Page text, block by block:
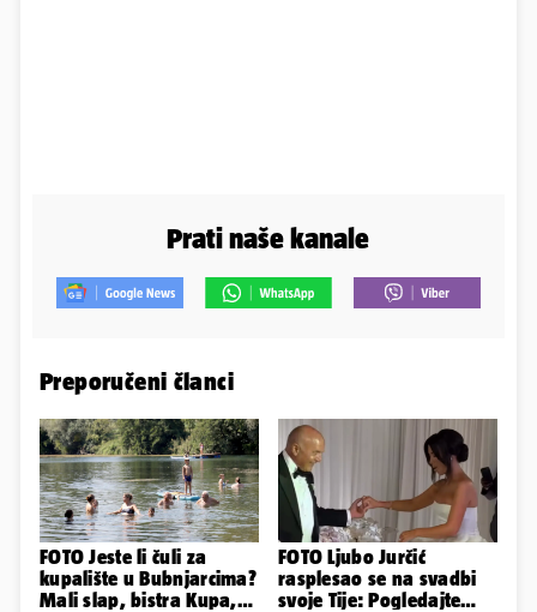
Prati naše kanale
Preporučeni članci
FOTO Jeste li čuli za
kupalište u Bubnjarcima?
Mali slap, bistra Kupa,
FOTO Ljubo Jurčić
rasplesao se na svadbi
svoje Tije: Pogledajte